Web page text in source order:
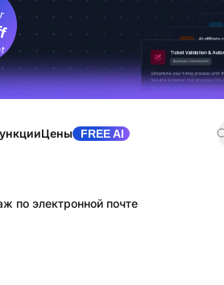
Цены FREE AI
по электронной почте